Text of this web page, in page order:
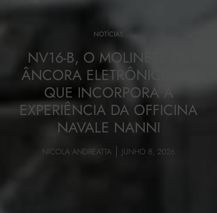
NOTÍCIAS
NV16-B, O MOLINETE DE
ÂNCORA ELETRÔNICO MZ
QUE INCORPORA A
EXPERIÊNCIA DA OFFICINA
NAVALE NANNI
NICOLA ANDREATTA JUNHO 8, 2026